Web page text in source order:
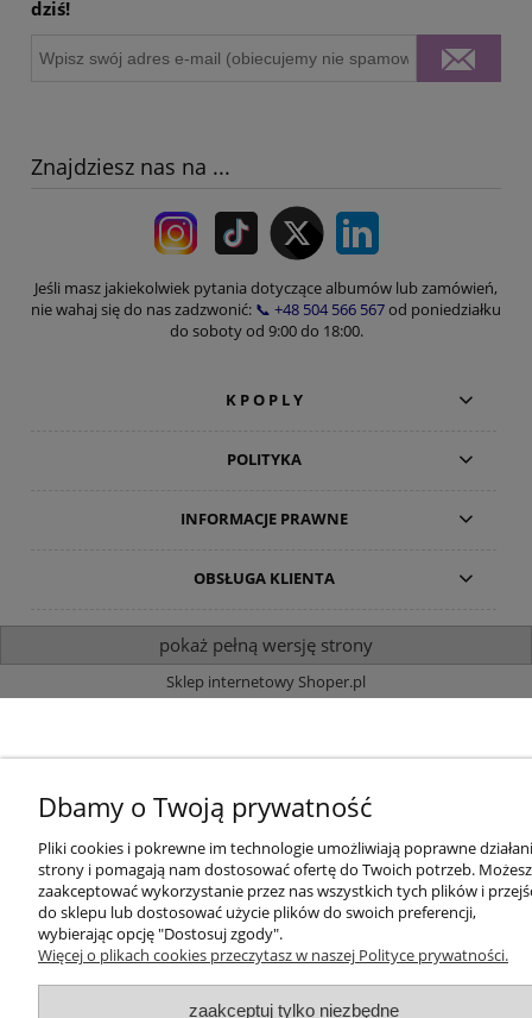
dziś!
Znajdziesz nas na ...
Jeśli masz jakiekolwiek pytania dotyczące albumów lub zamówień,
nie wahaj się do nas zadzwonić: 📞 +48 504 566 567od poniedziałku
do soboty od 9:00 do 18:00.
K P O P L Y
POLITYKA
INFORMACJE PRAWNE
OBSŁUGA KLIENTA
pokaż pełną wersję strony
Sklep internetowy Shoper.pl
Dbamy o Twoją prywatność
Pliki cookies i pokrewne im technologie umożliwiają poprawne
strony i pomagają nam dostosować ofertę do Twoich potrzeb. Możesz
zaakceptować wykorzystanie przez nas wszystkich tych plików i
do sklepu lub dostosować użycie plików do swoich preferencji,
wybierając opcję "Dostosuj zgody".
Więcej o plikach cookies przeczytasz w naszej Polityce prywatności.
zaakceptuj tylko niezbędne